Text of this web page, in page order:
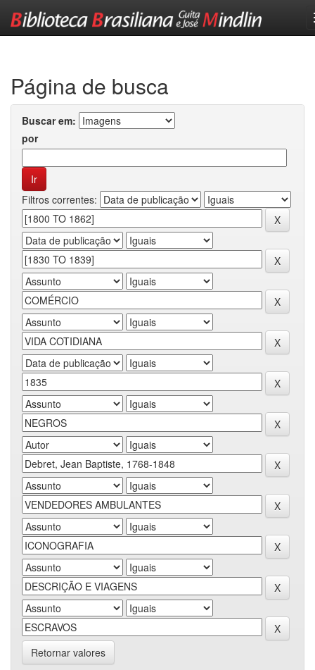
Página de busca
Buscar em:
por
Filtros correntes:
Retornar valores